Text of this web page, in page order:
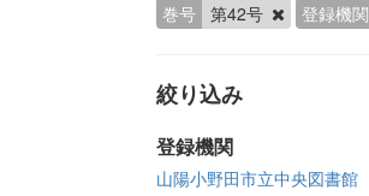
巻号 第42号 登録機関
絞り込み
登録機関
山陽小野田市立中央図書館